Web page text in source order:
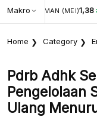
MakroWISMAN (MEI)1,38
Home Category
Pdrb Adhk
Pengelolaan
Ulang